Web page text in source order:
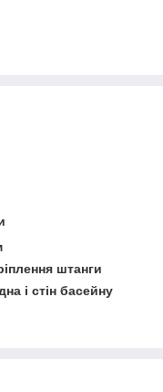
штанги
і стін басейну